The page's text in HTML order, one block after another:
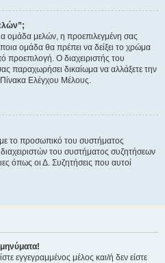
ομάδα μελών, η προεπιλεγμένη σας
ποια ομάδα θα πρέπει να δείξει το χρώμα
προεπιλογή. Ο διαχειριστής του
παραχωρήσει δικαίωμα να αλλάξετε την
Ελέγχου Μέλους.
το προσωπικό του συστήματος
του συστήματος συζητήσεων
όπως οι Δ. Συζητήσεις που αυτοί
εγγεγραμμένος μέλος και/ή δεν είστε